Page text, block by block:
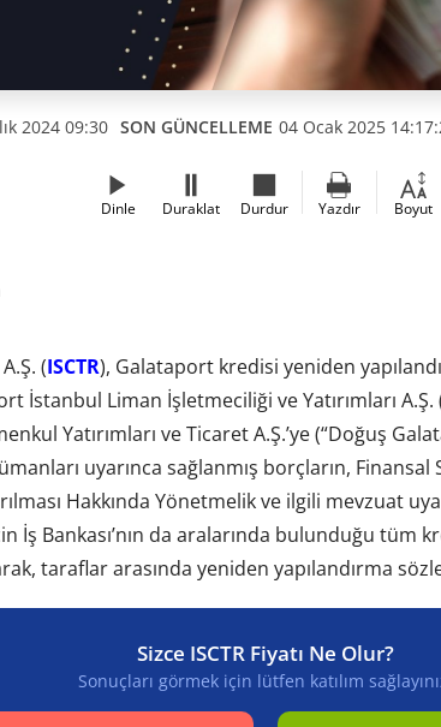
2024 09:30 SON GÜNCELLEME 04 Ocak 2025
Dinle Duraklat Durdur Yazdır Boyut
(ISCTR), Galataport kredisi yeniden
İstanbul Liman İşletmeciliği ve Yatırımları
Yatırımları ve Ticaret A.Ş.’ye (“Doğuş
uyarınca sağlanmış borçların, Finansal
Hakkında Yönetmelik ve ilgili mevzuat
İş Bankası’nın da aralarında bulunduğu
taraflar arasında yeniden yapılandırma
Sizce ISCTR Fiyatı Ne Olur?
Sonuçları görmek için lütfen katılım